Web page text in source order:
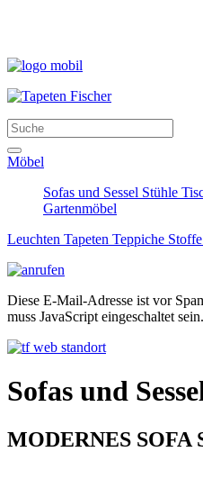
Möbel
Sofas und Sessel Stühle
Gartenmöbel
Leuchten Tapeten Teppiche Stoffe
Diese E-Mail-Adresse ist vor
muss JavaScript eingeschaltet sein.
Sofas und
MODERNES SOFA